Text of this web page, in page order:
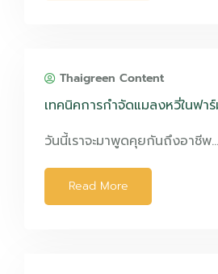
Thaigreen Content
เทคนิคการกำจัดแมลงหวี่ในฟา
วันนี้เราจะมาพูดคุยกันถึงอาชีพ…
Read More